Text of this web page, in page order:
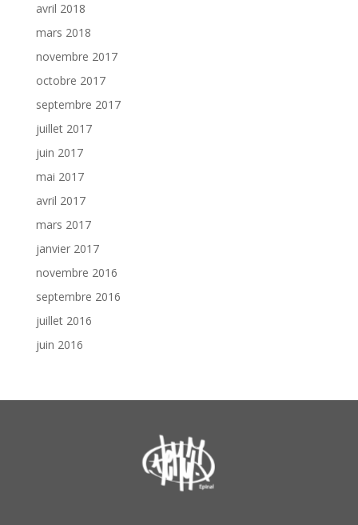
avril 2018
mars 2018
novembre 2017
octobre 2017
septembre 2017
juillet 2017
juin 2017
mai 2017
avril 2017
mars 2017
janvier 2017
novembre 2016
septembre 2016
juillet 2016
juin 2016